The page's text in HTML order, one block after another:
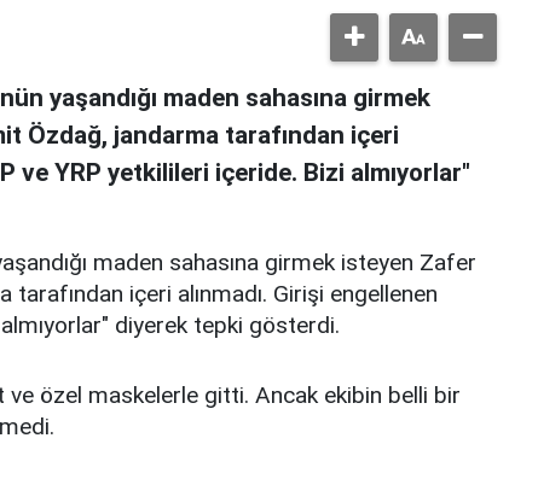
yaşandığı maden sahasına girmek
Özdağ, jandarma tarafından içeri
ve YRP yetkilileri içeride. Bizi almıyorlar"
maden sahasına girmek isteyen Zafer
içeri alınmadı. Girişi engellenen
diyerek tepki gösterdi.
ve özel maskelerle gitti. Ancak ekibin belli bir